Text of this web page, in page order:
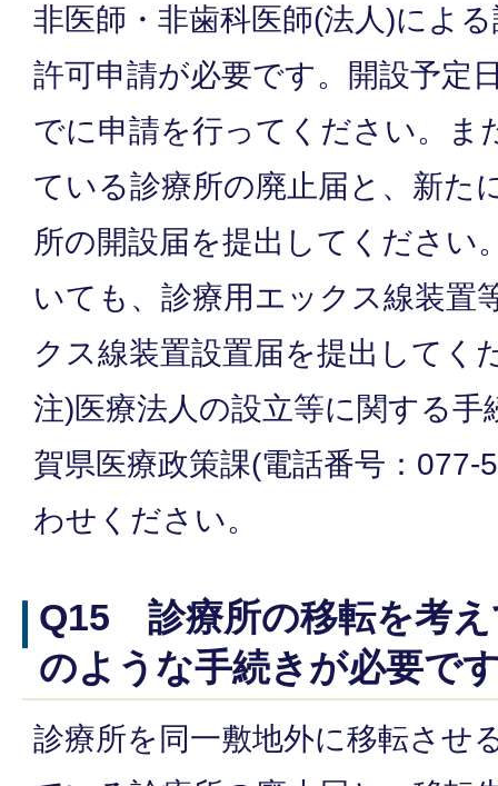
非医師・非歯科医師(法人)によ
許可申請が必要です。開設予定
でに申請を行ってください。ま
ている診療所の廃止届と、新た
所の開設届を提出してください
いても、診療用エックス線装置
クス線装置設置届を提出してく
注)医療法人の設立等に関する
賀県医療政策課(電話番号：077-
わせください。
Q15 診療所の移転を考
のような手続きが必要で
診療所を同一敷地外に移転させ